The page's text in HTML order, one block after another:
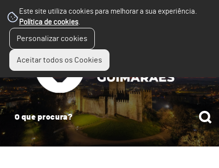
Este site utiliza cookies para melhorar a sua experiência.
Política de cookies.
Personalizar cookies
Aceitar todos os Cookies